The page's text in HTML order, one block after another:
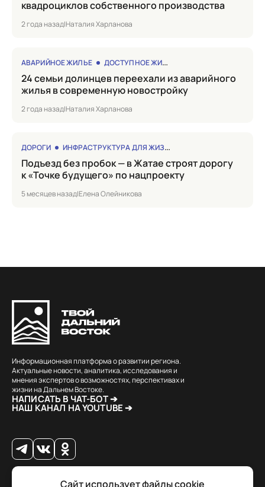
квадроциклов собственного производства
2 года назад|Наталия Харланова
АВАРИЙНОЕ ЖИЛЬЕ ДОСТУПНОЕ ЖИЛЬЕ
24 семьи долинцев переехали из аварийного
жилья в современную новостройку
2 года назад|Наталия Харланова
ДОРОГИ ИНФРАСТРУКТУРА ДЛЯ ЖИЗНИ
Подъезд без пробок — в Жатае строят дорогу
к «Точке будущего» по нацпроекту
5 месяцев назад|Елена Олейникова
Информационная платформа о развитии региона.
Актуальные новости, аналитика, исследования и
мнения экспертов о возможностях, перспективах и
жизни на Дальнем Востоке.
НАПИСАТЬ В ЧАТ-БОТ ➔
НАШ КАНАЛ НА YOUTUBE ➔
Сайт использует файлы cookie